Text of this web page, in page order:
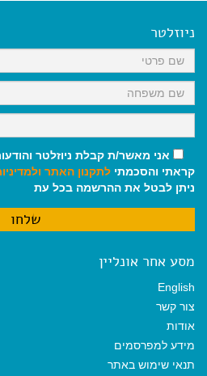
p
m
ניוזלטר
אני מאשר/ת קבלת ניוזלטר
קראתי והסכמתי לתקנון האתר
ניתן לבטל את ההרשמה בכל עת
מסע אחר אונליין
English
צור קשר
אודות
מידע למפרסמים
תנאי שימוש באתר